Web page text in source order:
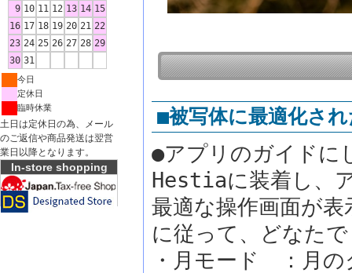
9 10 11 12 13 14 15
16 17 18 19 20 21 22
23 24 25 26 27 28 29
30 31
今日
定休日
臨時休業
土日は定休日の為、メール
のご返信や商品発送は翌営
業日以降となります。
In-store shopping
■被写体に最適化さ
●アプリのガイドに
Hestiaに装着し、
最適な操作画面が
に従って、どなた
・月モード ：月の